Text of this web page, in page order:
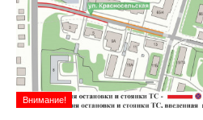
Внимание!